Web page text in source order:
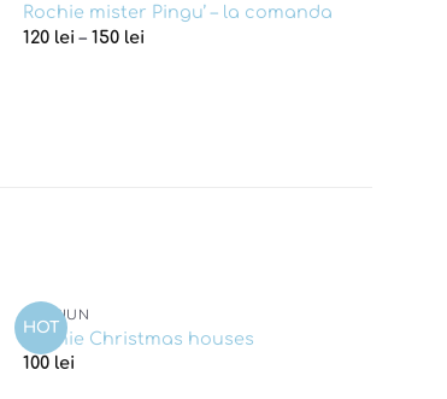
Rochie mister Pingu’ – la comanda
120 lei – 150 lei
HOT
CRACIUN
Rochie Christmas houses
100 lei